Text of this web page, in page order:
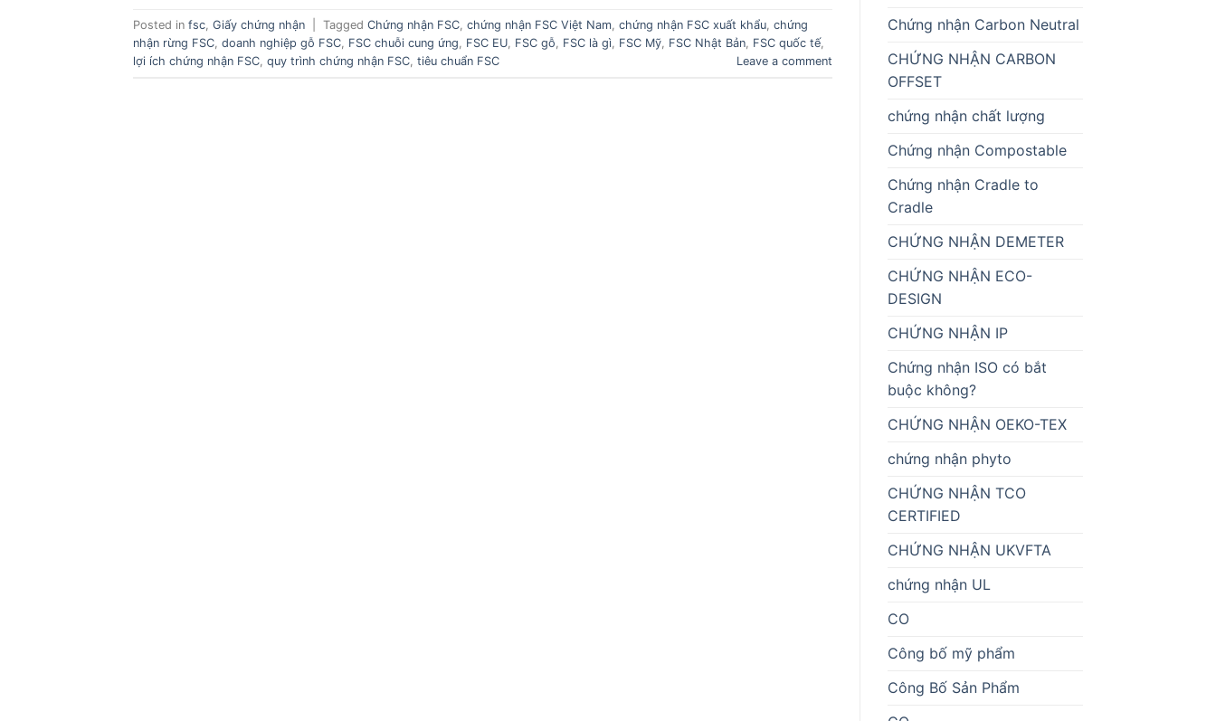
Posted in fsc Giấy chứng nhận Tagged Chứng nhận FSC chứng nhận FSC Việt Nam chứng nhận FSC xuất khẩu chứng
nhận rừng FSC doanh nghiệp gỗ FSC FSC chuỗi cung ứng FSC EU FSC gỗ FSC là gì FSC Mỹ FSC Nhật Bản FSC quốc tế,
lợi ích chứng nhận FSC quy trình chứng nhận FSC tiêu chuẩn FSC Leave a comment
Chứng nhận Carbon Neutral
CHỨNG NHẬN CARBON
OFFSET
chứng nhận chất lượng
Chứng nhận Compostable
Chứng nhận Cradle to
Cradle
CHỨNG NHẬN DEMETER
CHỨNG NHẬN ECO-
DESIGN
CHỨNG NHẬN IP
Chứng nhận ISO có bắt
buộc không?
CHỨNG NHẬN OEKO-TEX
chứng nhận phyto
CHỨNG NHẬN TCO
CERTIFIED
CHỨNG NHẬN UKVFTA
chứng nhận UL
CO
Công bố mỹ phẩm
Công Bố Sản Phẩm